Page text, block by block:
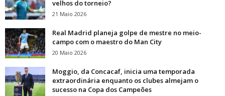
velhos do torneio?
21 Maio 2026
Real Madrid planeja golpe de mestre no meio-
campo com o maestro do Man City
20 Maio 2026
Moggio, da Concacaf, inicia uma temporada
extraordinária enquanto os clubes almejam o
sucesso na Copa dos Campeões